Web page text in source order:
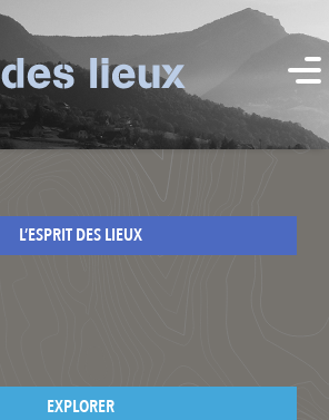
L’ESPRIT DES LIEUX
EXPLORER